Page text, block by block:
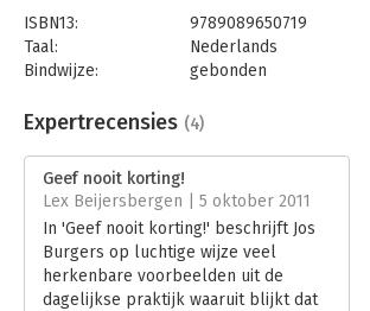
ISBN13:
9789089650719
Taal:
Nederlands
Bindwijze:
gebonden
Uitgever:
Van Duuren Management
Verschijningsdatum:
Hoofdrubriek: Reclame en verkoop
Expertrecensies (4)
Geef nooit korting!
Lex Beijersbergen | 5 oktober 2011
In 'Geef nooit korting!' beschrijft Jos
Burgers op luchtige wijze veel
herkenbare voorbeelden uit de
dagelijkse praktijk waaruit blijkt dat